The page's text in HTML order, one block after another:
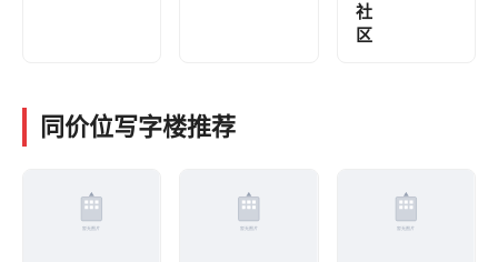
社
区
同价位写字楼推荐